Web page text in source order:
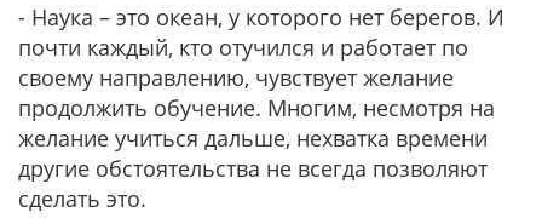
- Наука – это океан, у которого нет берегов. И
почти каждый, кто отучился и работает по
своему направлению, чувствует желание
продолжить обучение. Многим, несмотря на
желание учиться дальше, нехватка времени
другие обстоятельства не всегда позволяют
сделать это.